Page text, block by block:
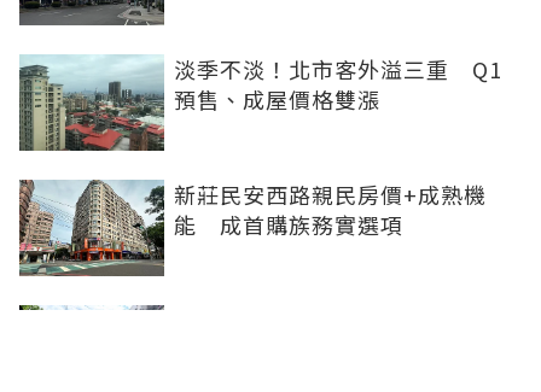
淡季不淡！北市客外溢三重 Q1
預售、成屋價格雙漲
新莊民安西路親民房價+成熟機
能 成首購族務實選項